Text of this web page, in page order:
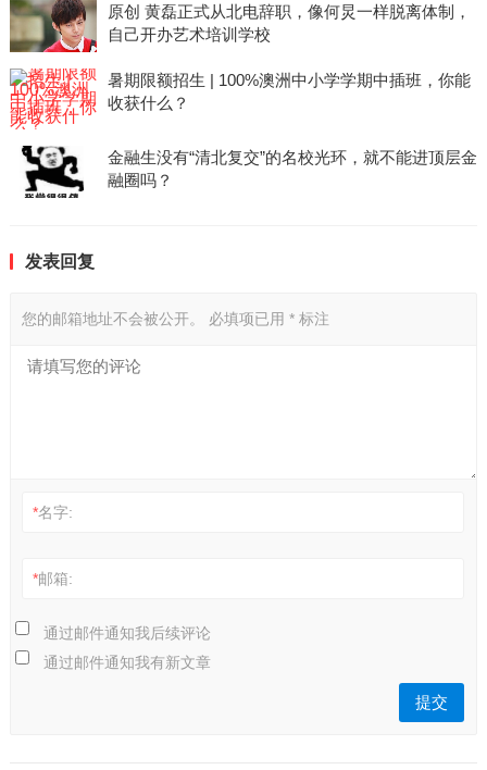
原创 黄磊正式从北电辞职，像何炅一样脱离体制，
自己开办艺术培训学校
暑期限额招生 | 100%澳洲中小学学期中插班，你能
收获什么？
金融生没有“清北复交”的名校光环，就不能进顶层金
融圈吗？
发表回复
您的邮箱地址不会被公开。 必填项已用 *标注
*名字:
*邮箱:
通过邮件通知我后续评论
通过邮件通知我有新文章